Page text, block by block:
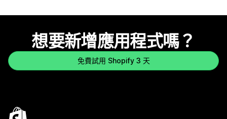
想要新增應用程式嗎？
免費試用 Shopify 3 天